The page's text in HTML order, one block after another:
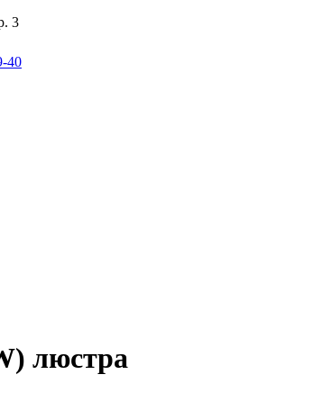
3
40
люстра